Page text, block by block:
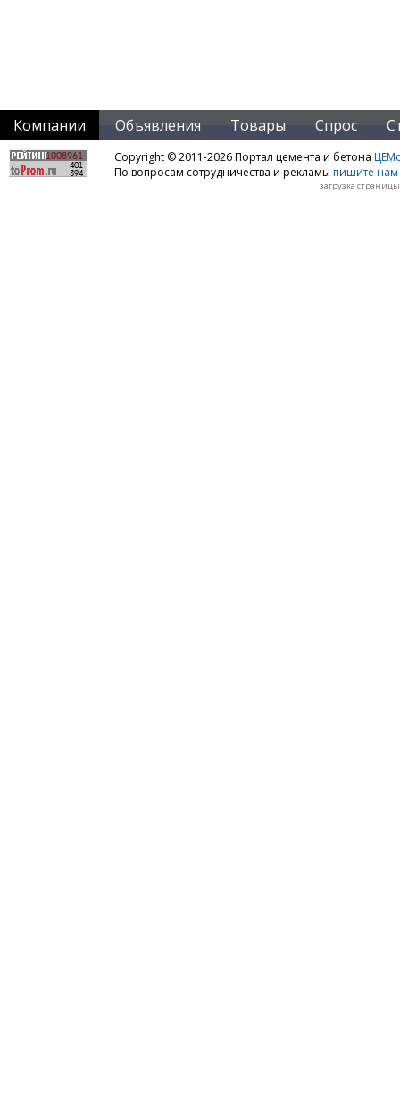
Компании Объявления Товары Спрос
Copyright © 2011-2026 Портал цемента и бетона
По вопросам сотрудничества и рекламы пишите нам
загрузка